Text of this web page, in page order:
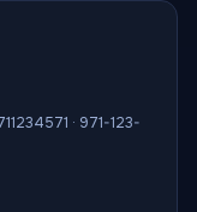
· 971-123-